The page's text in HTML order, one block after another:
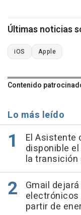
Últimas noticias
iOS Apple
Contenido
Lo más leído
El Asistente
disponible
la transición
Gmail
partir de